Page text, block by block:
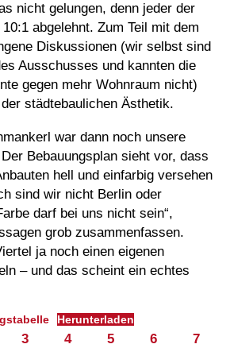
nicht gelungen, denn jeder der
abgelehnt. Zum Teil mit dem
Diskussionen (wir selbst sind
Ausschusses und kannten die
gegen mehr Wohnraum nicht)
städtebaulichen Ästhetik.
war dann noch unsere
Bebauungsplan sieht vor, dass
hell und einfarbig versehen
sind wir nicht Berlin oder
darf bei uns nicht sein“,
grob zusammenfassen.
ja noch einen eigenen
– und das scheint ein echtes
Herunterladen
3 4 5 6 7